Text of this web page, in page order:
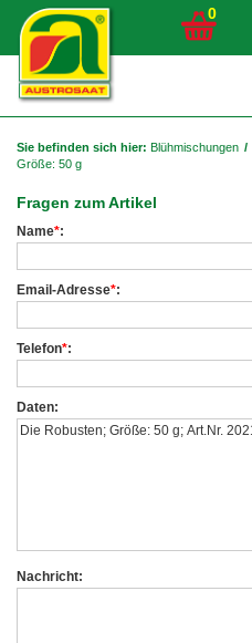
0
Sie befinden sich hier: Blühmischungen /
Größe: 50 g
Fragen zum Artikel
Name*:
Email-Adresse*:
Telefon*:
Daten:
Nachricht: